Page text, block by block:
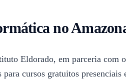
no
Eldorado, em parceria com
cursos gratuitos